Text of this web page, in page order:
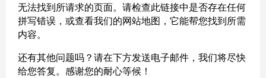
无法找到所请求的页面。请检查此链接中是否存在任何
拼写错误，或查看我们的网站地图，它能帮您找到所需
内容。
还有其他问题吗？请在下方发送电子邮件，我们将尽快
给您答复。感谢您的耐心等候！